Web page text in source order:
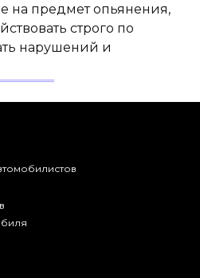
на предмет опьянения,
строго по
нарушений и